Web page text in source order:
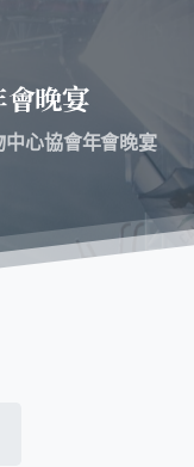
晚宴
中心協會年會晚宴